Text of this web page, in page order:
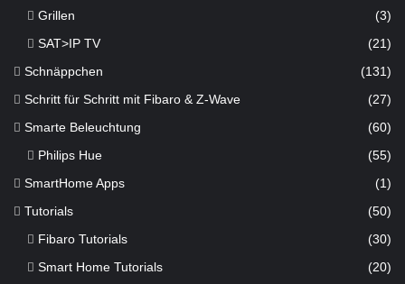
Grillen
(3)
SAT>IP TV
(21)
Schnäppchen (131)
Schritt für Schritt mit Fibaro & Z-Wave (27)
Smarte Beleuchtung (60)
Philips Hue (55)
SmartHome Apps (1)
Tutorials (50)
Fibaro Tutorials
(30)
Smart Home Tutorials
(20)